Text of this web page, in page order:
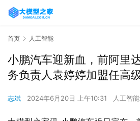
首页 人工智能
小鹏汽车迎新血，前阿里
务负责人袁婷婷加盟任高
志斌 2024年6月20日 上午10:31 人工智能